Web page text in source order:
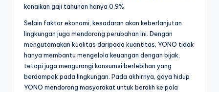
kenaikan gaji tahunan hanya 0,9%.
Selain faktor ekonomi, kesadaran akan keberlanjutan
lingkungan juga mendorong perubahan ini. Dengan
mengutamakan kualitas daripada kuantitas, YONO tidak
hanya membantu mengelola keuangan dengan bijak,
tetapi juga mengurangi konsumsi berlebihan yang
berdampak pada lingkungan. Pada akhirnya, gaya hidup
YONO mendorong masyarakat untuk beralih ke pola